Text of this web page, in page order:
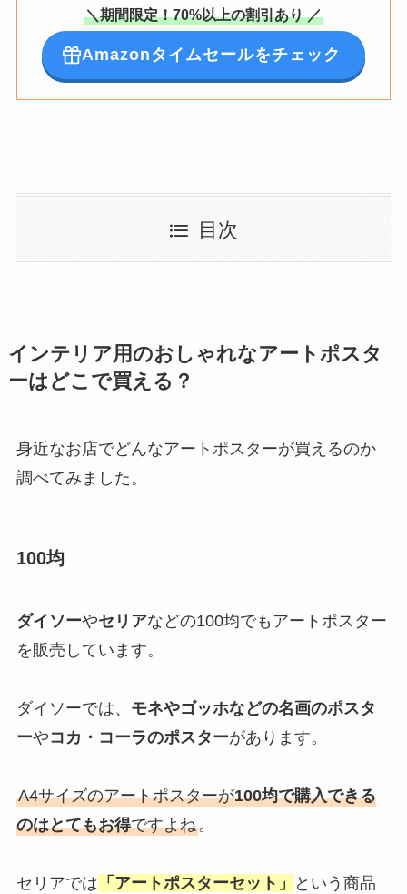
＼期間限定！70%以上の割引あり ／
Amazonタイムセールをチェック
目次
インテリア用のおしゃれなアートポスタ
ーはどこで買える？
身近なお店でどんなアートポスターが買えるのか
調べてみました。
100均
ダイソーやセリアなどの100均でもアートポスター
を販売しています。
ダイソーでは、 モネやゴッホなどの名画のポスタ
ーやコカ・コーラのポスターがあります。
A4サイズのアートポスターが100均で購入できる
のはとてもお得ですよね。
セリアでは 「アートポスターセット」
という商品